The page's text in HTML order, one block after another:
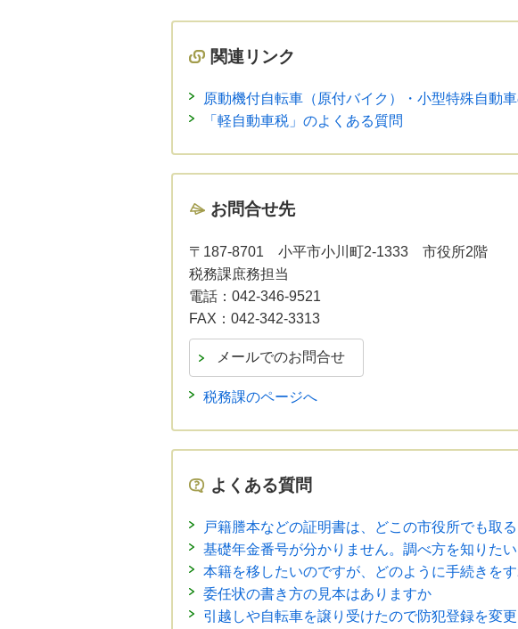
関連リンク
原動機付自転車（原付バイク）・小型特殊自動
「軽自動車税」のよくある質問
お問合せ先
〒187-8701 小平市小川町2-1333 市役所2階
税務課庶務担当
電話： 042-346-9521
FAX： 042-342-3313
税務課のページへ
よくある質問
戸籍謄本などの証明書は、どこの市役所でも取
基礎年金番号が分かりません。調べ方を知りたい
本籍を移したいのですが、どのように手続きを
委任状の書き方の見本はありますか
引越しや自転車を譲り受けたので防犯登録を変